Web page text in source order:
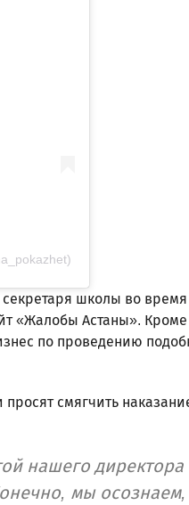
школы во время
«Жалобы Астаны». Кроме
по проведению
смягчить
нашего директора
мы осознаем,